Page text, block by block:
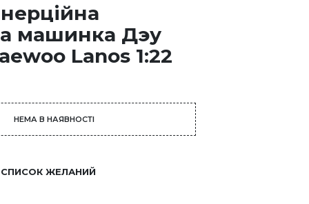
машинка Дэу
Lanos 1:22
НЕМА В НАЯВНОСТІ
ЖЕЛАНИЙ